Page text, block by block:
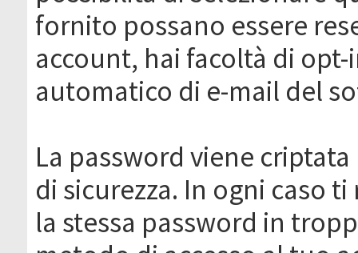
fornito possano essere
account, hai facoltà di
automatico di e-mail del
La password viene
di sicurezza. In ogni caso
la stessa password in